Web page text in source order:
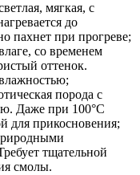
мягкая, с
до
пахнет при прогреве;
со временем
оттенок.
порода с
Даже при 100°C
для прикосновения;
тщательной
смолы.